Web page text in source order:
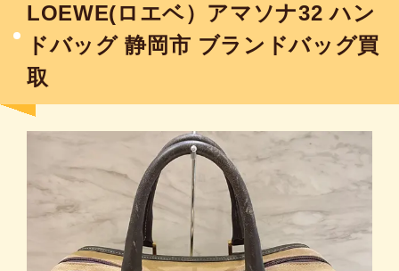
LOEWE(ロエベ）アマソナ32 ハン
ドバッグ 静岡市 ブランドバッグ買
取